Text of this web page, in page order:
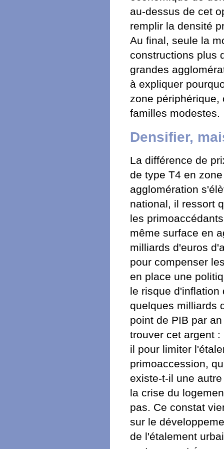
au-dessus de cet
remplir la densité
Au final, seule la
constructions plus
grandes
à expliquer
zone périphérique,
familles modestes.
Densifier,
La différence de
de type T4 en
agglomération
national, il ressort
les
même surface en
milliards d'euros
pour compenser
en place une
le risque d'inflation
quelques milliards
point de PIB par
trouver cet argent
il pour limiter
primoaccession,
existe-t-il une
la crise du
pas. Ce constat
sur le
de l'étalement